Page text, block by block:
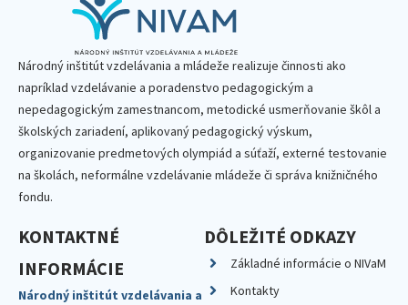
Národný inštitút vzdelávania a mládeže realizuje činnosti ako
napríklad vzdelávanie a poradenstvo pedagogickým a
nepedagogickým zamestnancom, metodické usmerňovanie škôl a
školských zariadení, aplikovaný pedagogický výskum,
organizovanie predmetových olympiád a súťaží, externé testovanie
na školách, neformálne vzdelávanie mládeže či správa knižničného
fondu.
KONTAKTNÉ
INFORMÁCIE
Národný inštitút vzdelávania a
DÔLEŽITÉ ODKAZY
Základné informácie o NIVaM
Kontakty